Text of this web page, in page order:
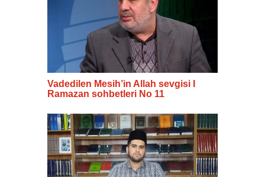
Vadedilen Mesih’in Allah sevgisi I
Ramazan sohbetleri No 11